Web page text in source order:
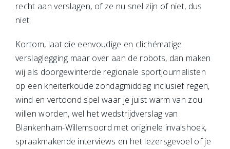
recht aan verslagen, of ze nu snel zijn of niet, dus
niet.
Kortom, laat die eenvoudige en clichématige
verslaglegging maar over aan de robots, dan maken
wij als doorgewinterde regionale sportjournalisten
op een kneiterkoude zondagmiddag inclusief regen,
wind en vertoond spel waar je juist warm van zou
willen worden, wel het wedstrijdverslag van
Blankenham-Willemsoord met originele invalshoek,
spraakmakende interviews en het lezersgevoel of je